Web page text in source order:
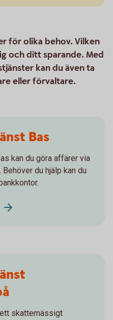
för olika behov. Vilken
och ditt sparande. Med
kan du även ta
eller förvaltare.
Bas
kan du göra affärer via
du hjälp kan du
skattemässigt